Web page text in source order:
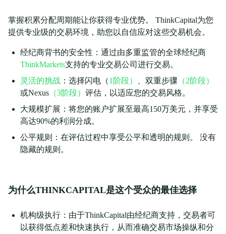
掌握积累分配周期能让你获得专业优势。 ThinkCapital为您
提供专业级的交易环境，助您以自信应对这些交易机会。
经纪商背书的安全性：通过由多重监管的全球经纪商
ThinkMarkets支持的专业交易公司进行交易。
灵活的挑战 ：选择闪电（1阶段） 、双重步骤 （2阶段）
或Nexus （3阶段） 评估，以适应您的交易风格。
大规模扩展：将您的账户扩展至最高150万美元，并享受
高达90%的利润分成。
公平规则：在评估过程中享受公平和透明的规则。 没有
隐藏的规则。
为什么THINKCAPITAL是这个受众的最佳选择
机构级执行：由于ThinkCapital由经纪商支持，交易者可
以获得低点差和快速执行，从而准确交易市场操纵和分